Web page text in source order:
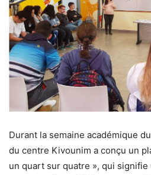
Durant la semaine académique
du centre Kivounim a conçu un
un quart sur quatre », qui signifie